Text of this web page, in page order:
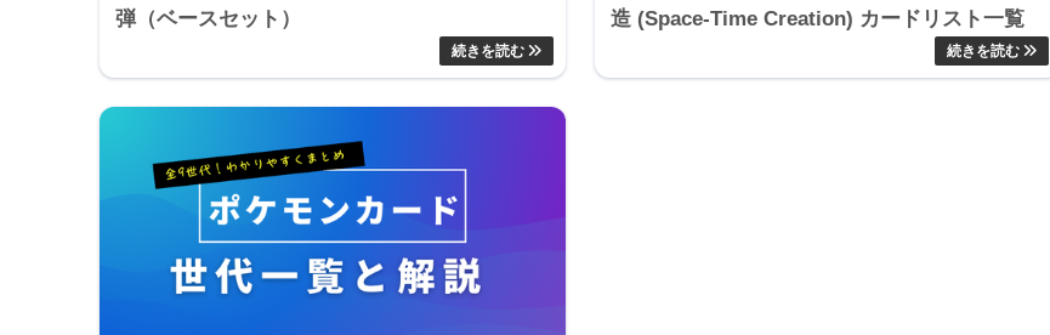
弾（ベースセット）
造 (Space-Time Creation) カードリスト一覧